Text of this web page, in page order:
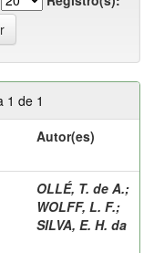
1 de 1
Autor(es)
OLLÉ, T. de A.;
WOLFF, L. F.;
SILVA, E. H. da